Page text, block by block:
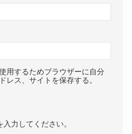
用するためブラウザーに自分
レス、サイトを保存する。
入力してください。